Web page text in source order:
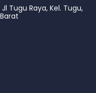
Tugu Raya, Kel. Tugu,